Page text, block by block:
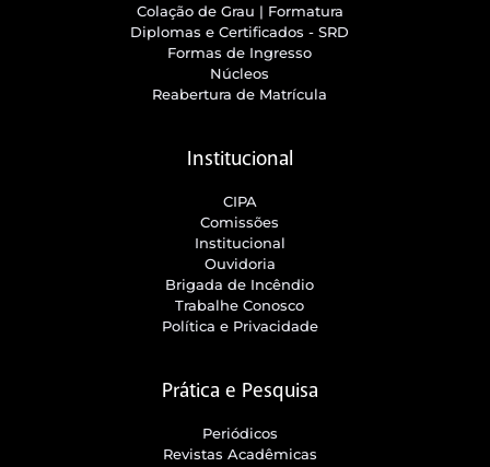
Colação de Grau | Formatura
Diplomas e Certificados - SRD
Formas de Ingresso
Núcleos
Reabertura de Matrícula
Institucional
CIPA
Comissões
Institucional
Ouvidoria
Brigada de Incêndio
Trabalhe Conosco
Política e Privacidade
Prática e Pesquisa
Periódicos
Revistas Acadêmicas